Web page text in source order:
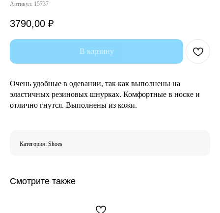
Артикул: 15737
3790,00 ₽
В корзину
Очень удобные в одевании, так как выполнены на
эластичных резиновых шнурках. Комфортные в носке и
отлично гнутся. Выполнены из кожи.
Категория: Shoes
Смотрите также